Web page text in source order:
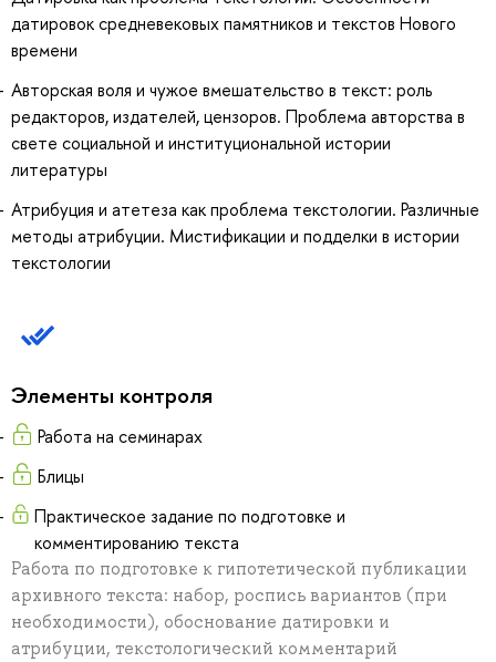
датировок средневековых памятников и текстов Нового
времени
Авторская воля и чужое вмешательство в текст: роль
редакторов, издателей, цензоров. Проблема авторства в
свете социальной и институциональной истории
литературы
Атрибуция и атетеза как проблема текстологии. Различные
методы атрибуции. Мистификации и подделки в истории
текстологии
Элементы контроля
Работа на семинарах
Блицы
Практическое задание по подготовке и
комментированию текста
Работа по подготовке к гипотетической публикации
архивного текста: набор, роспись вариантов (при
необходимости), обоснование датировки и
атрибуции, текстологический комментарий